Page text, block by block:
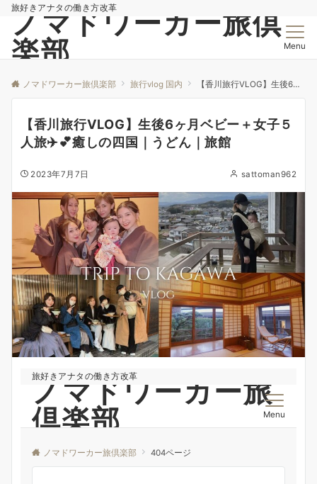
旅好きアナタの働き方改革
ノマドワーカー旅倶
楽部
Menu
ノマドワーカー旅倶楽部 旅行vlog 国内 【香川旅行VLOG】生後6ヶ月ベビー＋女子５人旅✈️💕癒しの四国｜うどん｜旅館
【香川旅行VLOG】生後6ヶ月ベビー＋女子５
人旅✈️💕癒しの四国｜うどん｜旅館
2023年7月7日 sattoman962